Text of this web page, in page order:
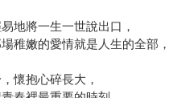
地將一生一世說出口，
稚嫩的愛情就是人生的全部，
懷抱心碎長大，